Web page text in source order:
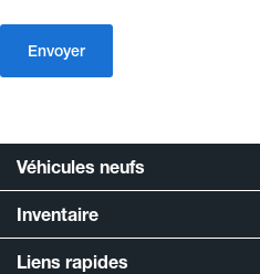
Véhicules neufs
Inventaire
Liens rapides